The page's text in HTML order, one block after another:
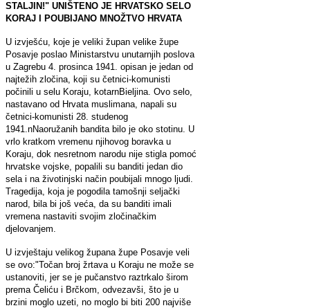
STALJIN!" UNIŠTENO JE HRVATSKO SELO
KORAJ I POUBIJANO MNOŽTVO HRVATA
U izvješću, koje je veliki župan velike župe
Posavje poslao Ministarstvu unutarnjih poslova
u Zagrebu 4. prosinca 1941. opisan je jedan od
najtežih zločina, koji su četnici-komunisti
počinili u selu Koraju, kotarnBieljina. Ovo selo,
nastavano od Hrvata muslimana, napali su
četnici-komunisti 28. studenog
1941.nNaoružanih bandita bilo je oko stotinu. U
vrlo kratkom vremenu njihovog boravka u
Koraju, dok nesretnom narodu nije stigla pomoć
hrvatske vojske, popalili su banditi jedan dio
sela i na životinjski način poubijali mnogo ljudi.
Tragedija, koja je pogodila tamošnji seljački
narod, bila bi još veća, da su banditi imali
vremena nastaviti svojim zločinačkim
djelovanjem.
U izvještaju velikog župana župe Posavje veli
se ovo:"Točan broj žrtava u Koraju ne može se
ustanoviti, jer se je pučanstvo raztrkalo širom
prema Čeliću i Brčkom, odvezavši, što je u
brzini moglo uzeti, no moglo bi biti 200 najviše